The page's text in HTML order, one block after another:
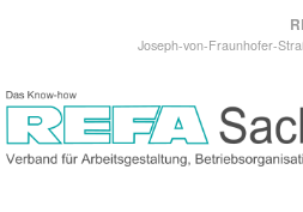
Joseph-von-Fraunhofer-